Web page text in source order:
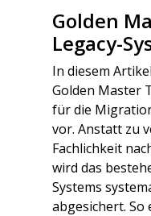
Golden
Legacy-
In diesem
Golden Master
für die
vor. Anstatt zu
Fachlichkeit
wird das
Systems
abgesichert. So